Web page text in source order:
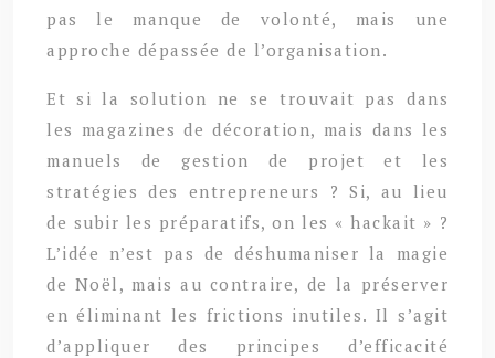
pas le manque de volonté, mais une
approche dépassée de l’organisation.
Et si la solution ne se trouvait pas dans
les magazines de décoration, mais dans les
manuels de gestion de projet et les
stratégies des entrepreneurs ? Si, au lieu
de subir les préparatifs, on les « hackait » ?
L’idée n’est pas de déshumaniser la magie
de Noël, mais au contraire, de la préserver
en éliminant les frictions inutiles. Il s’agit
d’appliquer des principes d’efficacité